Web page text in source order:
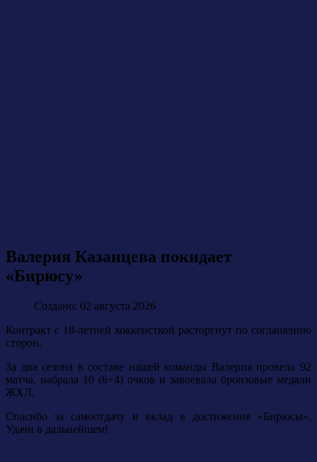
Валерия Казанцева покидает
«Бирюсу»
Создано: 02 августа 2026
Контракт с 18-летней хоккеисткой расторгнут по соглашению
сторон.
За два сезона в составе нашей команды Валерия провела 92
матча, набрала 10 (6+4) очков и завоевала бронзовые медали
ЖХЛ.
Спасибо за самоотдачу и вклад в достижения «Бирюсы».
Удачи в дальнейшем!